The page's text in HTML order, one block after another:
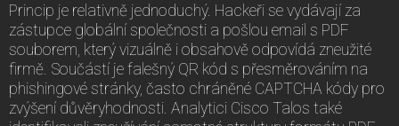
Princip je relativně jednoduchý. Hackeři se vydávají za
zástupce globální společnosti a pošlou email s PDF
souborem, který vizuálně i obsahově odpovídá zneužité
firmě. Součástí je falešný QR kód s přesměrováním na
phishingové stránky, často chráněné CAPTCHA kódy pro
zvýšení důvěryhodnosti. Analytici Cisco Talos také